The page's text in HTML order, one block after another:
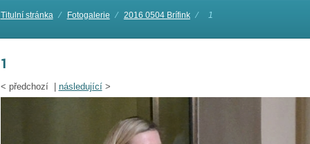
Titulní stránka ⁄ Fotogalerie ⁄ 2016 0504 Brífink ⁄ 1
1
< předchozí | následující>